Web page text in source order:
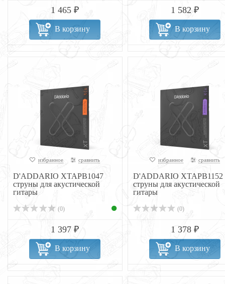
1 465 ₽
В корзину
1 582 ₽
В корзину
избранное сравнить
D'ADDARIO XTAPB1047
струны для акустической
гитары
(0)
1 397 ₽
В корзину
избранное сравнить
D'ADDARIO XTAPB1152
струны для акустической
гитары
(0)
1 378 ₽
В корзину